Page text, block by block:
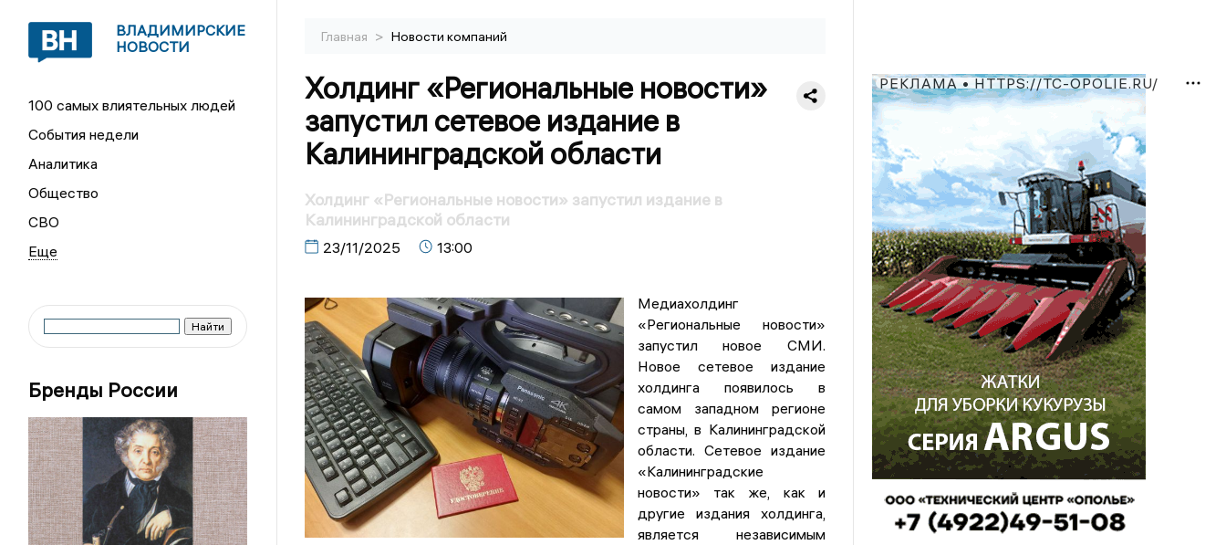
ВЛАДИМИРСКИЕ
НОВОСТИ
100 самых влиятельных людей
События недели
Аналитика
Общество
СВО
Бренды России
Главная > Новости компаний
Холдинг «Региональные новости»
запустил сетевое издание в
Калининградской области
Холдинг «Региональные новости» запустил издание в
Калининградской области
23/11/2025 13:00
Медиахолдинг
«Региональные новости»
запустил новое СМИ.
Новое сетевое издание
холдинга появилось в
самом западном регионе
страны, в Калининградской
области. Сетевое издание
«Калининградские
новости» так же, как и
другие издания холдинга,
является независимым
РЕКЛАМА • HTTPS://TC-OPOLIE.RU/